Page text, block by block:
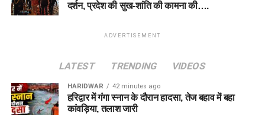
दर्शन, प्रदेश की सुख-शांति की कामना की….
ADVERTISEMENT
LATEST TRENDING VIDEOS
HARIDWAR 42 minutes ago
हरिद्वार में गंगा स्नान के दौरान हादसा, तेज बहाव में बहा
कांवड़िया, तलाश जारी